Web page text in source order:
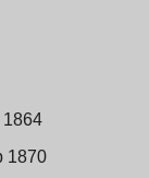
1864
1870